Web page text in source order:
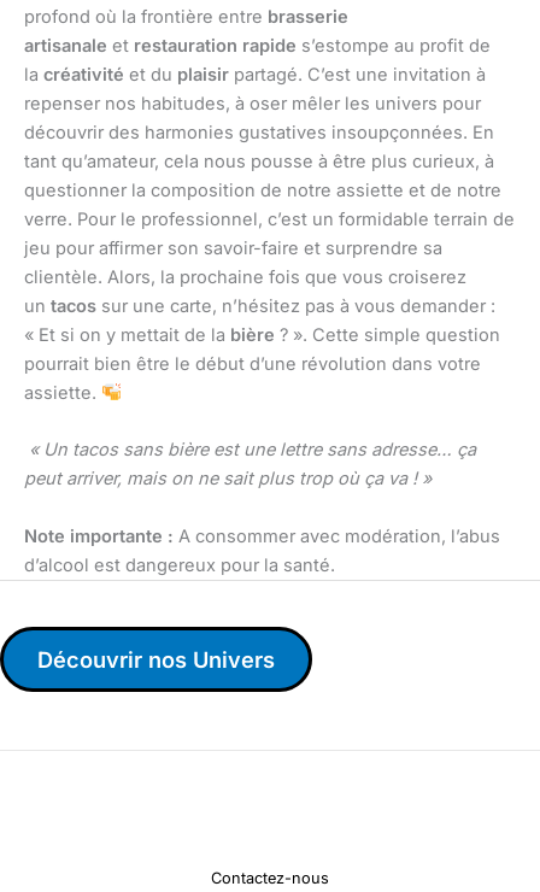
profond où la frontière entre brasserie
artisanale et restauration rapide s’estompe au profit de
la créativité et du plaisir partagé. C’est une invitation à
repenser nos habitudes, à oser mêler les univers pour
découvrir des harmonies gustatives insoupçonnées. En
tant qu’amateur, cela nous pousse à être plus curieux, à
questionner la composition de notre assiette et de notre
verre. Pour le professionnel, c’est un formidable terrain de
jeu pour affirmer son savoir-faire et surprendre sa
clientèle. Alors, la prochaine fois que vous croiserez
un tacos sur une carte, n’hésitez pas à vous demander :
« Et si on y mettait de la bière ? ». Cette simple question
pourrait bien être le début d’une révolution dans votre
assiette.
« Un tacos sans bière est une lettre sans adresse… ça
peut arriver, mais on ne sait plus trop où ça va ! »
Note importante : A consommer avec modération, l’abus
d’alcool est dangereux pour la santé.
Découvrir nos Univers
Contactez-nous